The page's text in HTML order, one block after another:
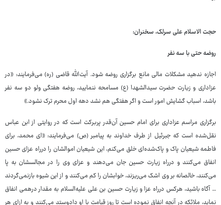
حجت الاسلام علی سرلک، سخنران:
روضه حتی با سه نفر
اجازه ندهید مشکلات مالی مانع برگزاری روضه شود. آیت‌الله ﻗﺎﺿﯽ (ره) می‌فرمایند: «ﺩﺭ
ﻋﺰﺍﺩﺍﺭﯼ ﻭ ﺯﯾﺎﺭﺕ ﺣﻀﺮﺕ ﺳﯿﺪﺍﻟﺸﻬﺪﺍ (ع) ﻣﺴﺎﻣﺤﻪ ﻧﻨﻤﺎﯾﯿﺪ، ﺭﻭﺿﻪ ﻫﻔﺘﮕﯽ ﻭﻟﻮ ﺩﻭ ﺳﻪ ﻧﻔﺮ
ﺑﺎﺷﺪ، ﺍﺳﺒﺎﺏ ﮔﺸﺎﯾﺶ ﺍﻣﻮﺭ ﺍﺳﺖ ﻭ ﺍﮔﺮ ﻫﻔﺘﮕﯽ ﻫﻢ ﻧﺸﺪ ﺩﻫﻪ ﺍﻭﻝ ﻣﺤﺮﻡ ﺗﺮﮎ ﻧﺸﻮﺩ.»
برگزاری مراسم عزاداری برای امام حسین آن‌قدر پربرکت است که در روایتی از ابن عباس
نقل‌شده است که جبرئیل از طرف خداوند به پیامبر (ص) می‌فرمایند: «ای محمد، برای
فاطمه شیعیان پاک و پاک‌شده‌ای خلق می‌کنم، این شیعیان اموالشان را درراه عزای حسین
انفاق می‌کنند و درراه زیارت حسین جان می‌دهند و عزای وی را در مجالسشان به پا
می‌کنند، خالصانه بر وی اشک می‌ریزند، خوابشان را کم می‌کنند و از این شیوه بازنمی‌گردند
… آگاه باشید، هرکس درراه عزا و زیارت حسین بن علی علیه‌السلام به مقدار درهمی انفاق